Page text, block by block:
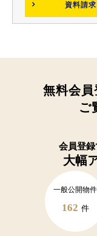
資料請求
無料会員
ご
会員登録
大幅
一般公開物件
162 件